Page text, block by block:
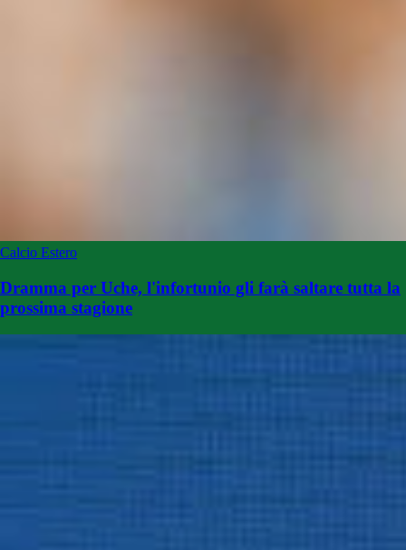
Calcio Estero
Dramma per Uche, l'infortunio gli farà saltare tutta la
prossima stagione